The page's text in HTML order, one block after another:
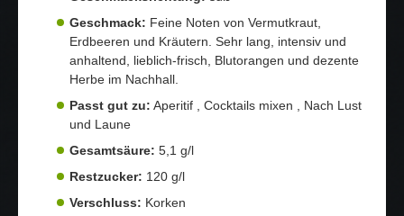
Geschmack: Feine Noten von Vermutkraut,
Erdbeeren und Kräutern. Sehr lang, intensiv und
anhaltend, lieblich-frisch, Blutorangen und dezente
Herbe im Nachhall.
Passt gut zu: Aperitif , Cocktails mixen , Nach Lust
und Laune
Gesamtsäure: 5,1 g/l
Restzucker: 120 g/l
Verschluss: Korken